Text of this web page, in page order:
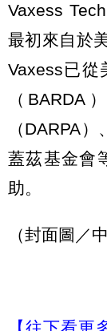
Vaxess
最初來自於
Vaxess已從
（BARDA
（DARPA
蓋茲基金會
助。
（封面圖／
【往下看更